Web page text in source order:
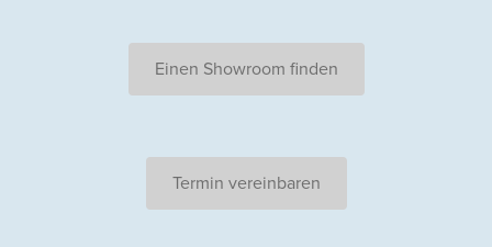
Einen Showroom finden
Termin vereinbaren